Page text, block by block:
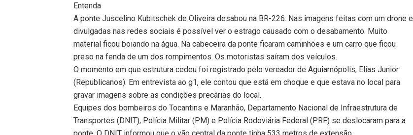
Entenda
A ponte Juscelino Kubitschek de Oliveira desabou na BR-226. Nas imagens feitas com um drone e
divulgadas nas redes sociais é possível ver o estrago causado com o desabamento. Muito
material ficou boiando na água. Na cabeceira da ponte ficaram caminhões e um carro que ficou
preso na fenda de um dos rompimentos. Os motoristas saíram dos veículos.
O momento em que estrutura cedeu foi registrado pelo vereador de Aguiarnópolis, Elias Junior
(Republicanos). Em entrevista ao g1, ele contou que está em choque e que estava no local para
gravar imagens sobre as condições precárias do local.
Equipes dos bombeiros do Tocantins e Maranhão, Departamento Nacional de Infraestrutura de
Transportes (DNIT), Polícia Militar (PM) e Polícia Rodoviária Federal (PRF) se deslocaram para a